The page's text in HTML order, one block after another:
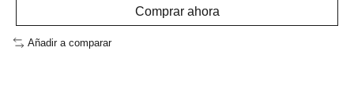
Comprar ahora
Añadir a comparar